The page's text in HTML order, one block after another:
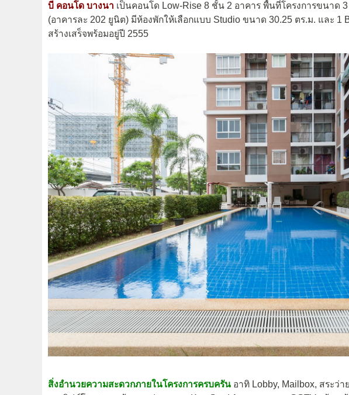
บี คอนโด บางนา เป็นคอนโด Low-Rise 8 ชั้น 2 อาคาร พื้นที่โครงการขนาด
(อาคารละ 202 ยูนิต) มีห้องพักให้เลือกแบบ Studio ขนาด 30.25 ตร.ม. และ 1
สร้างเสร็จพร้อมอยู่ปี 2555
สิ่งอำนวยความสะดวกภายในโครงการครบครัน อาทิ Lobby, Mailbox, สระว่